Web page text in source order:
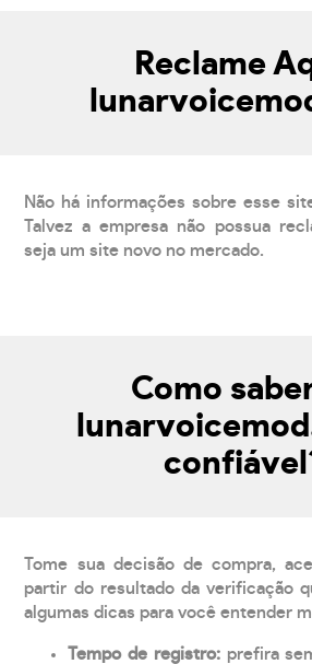
Reclame
Não há informações sobre esse
Talvez a empresa não possua
seja um site novo no mercado.
Como
Tome sua decisão de compra,
partir do resultado da verificação
algumas dicas para você entender
Tempo de registro: prefira